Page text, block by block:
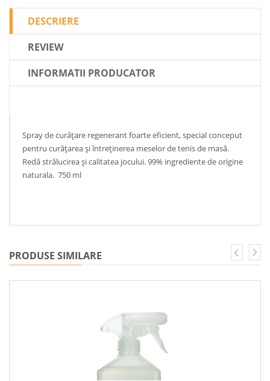
DESCRIERE
REVIEW
INFORMATII PRODUCATOR
Spray de curățare regenerant foarte eficient, special conceput
pentru curățarea și întreținerea meselor de tenis de masă.
Redă strălucirea și calitatea jocului. 99% ingrediente de origine
naturala. 750 ml
PRODUSE SIMILARE